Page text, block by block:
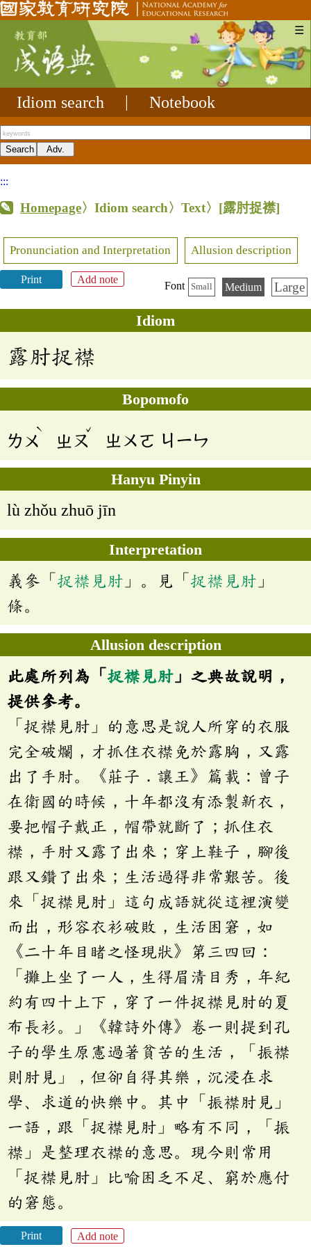
☰
Idiom search Notebook
:::
Homepage〉Idiom search〉Text〉 [露肘捉襟]
Pronunciation and Interpretation Allusion description
Print Add note
Font Small Medium Large
Idiom
露肘捉襟
Bopomofo
ㄌㄨ
ˋ
ㄓㄡ
ˇ
ㄓㄨㄛ ㄐㄧㄣ
Hanyu Pinyin
lù zhǒu zhuō jīn
Interpretation
義參「 捉襟見肘 」。見「 捉襟見肘 」
條。
Allusion description
此處所列為「 捉襟見肘 」之典故說明，
提供參考。
「捉襟見肘」的意思是說人所穿的衣服
完全破爛，才抓住衣襟免於露胸，又露
出了手肘。《莊子．讓王》篇載：曾子
在衛國的時候，十年都沒有添製新衣，
要把帽子戴正，帽帶就斷了；抓住衣
襟，手肘又露了出來；穿上鞋子，腳後
跟又鑽了出來；生活過得非常艱苦。後
來「捉襟見肘」這句成語就從這裡演變
而出，形容衣衫破敗，生活困窘，如
《二十年目睹之怪現狀》第三四回：
「攤上坐了一人，生得眉清目秀，年紀
約有四十上下，穿了一件捉襟見肘的夏
布長衫。」《韓詩外傳》卷一則提到孔
子的學生原憲過著貧苦的生活，「振襟
則肘見」，但卻自得其樂，沉浸在求
學、求道的快樂中。其中「振襟肘見」
一語，跟「捉襟見肘」略有不同，「振
襟」是整理衣襟的意思。現今則常用
「捉襟見肘」比喻困乏不足、窮於應付
的窘態。
Print Add note